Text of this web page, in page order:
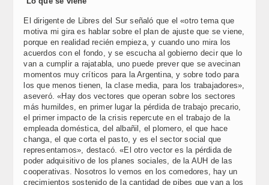
El dirigente de Libres del Sur señaló que el «otro tema que
motiva mi gira es hablar sobre el plan de ajuste que se viene,
porque en realidad recién empieza, y cuando uno mira los
acuerdos con el fondo, y se escucha al gobierno decir que lo
van a cumplir a rajatabla, uno puede prever que se avecinan
momentos muy críticos para la Argentina, y sobre todo para
los que menos tienen, la clase media, para los trabajadores»,
aseveró. «Hay dos vectores que operan sobre los sectores
más humildes, en primer lugar la pérdida de trabajo precario,
el primer impacto de la crisis repercute en el trabajo de la
empleada doméstica, del albañil, el plomero, el que hace
changa, el que corta el pasto, y es el sector social que
representamos», destacó. «El otro vector es la pérdida de
poder adquisitivo de los planes sociales, de la AUH de las
cooperativas. Nosotros lo vemos en los comedores, hay un
crecimientos sostenido de la cantidad de pibes que van a los